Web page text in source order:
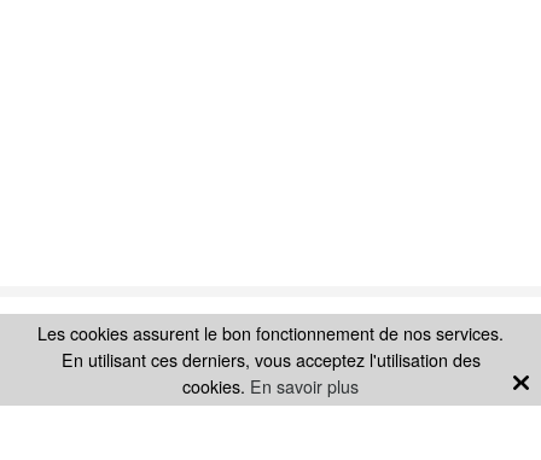
Rupture de stock
SUIVEZ-NOUS SUR
Les cookies assurent le bon fonctionnement de nos services.
En utilisant ces derniers, vous acceptez l'utilisation des
cookies. En savoir plus